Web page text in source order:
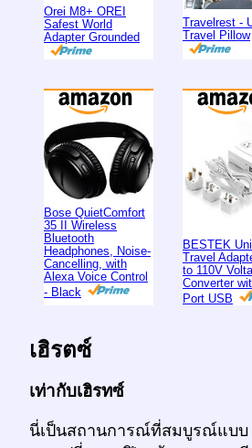
Orei M8+ OREI
Safest World
Adapter Grounded
Travelrest -
Travel Pillow
Bose QuietComfort
35 II Wireless
Bluetooth
Headphones, Noise-
Cancelling, with
Alexa Voice Control
- Black
BESTEK
Travel
to 110V
Converter
Port USB
เฮิรตซ์
เท่ากับเฮิรทซ์
นี่เป็นสถานการณ์ที่สมบูรณ์แบ